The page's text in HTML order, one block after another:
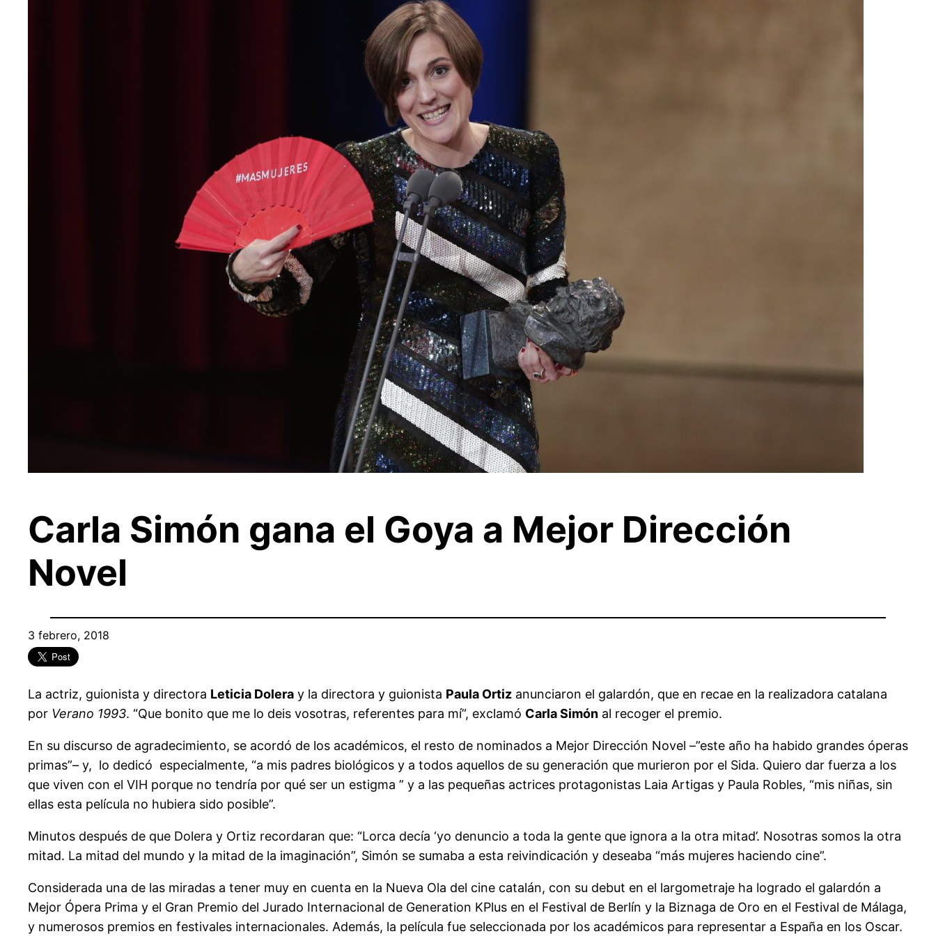
Carla Simón gana el Goya a Mejor Dirección
Novel
3 febrero, 2018
La actriz, guionista y directora Leticia Dolera y la directora y guionista Paula Ortiz anunciaron el galardón, que en recae en la realizadora catalana
por Verano 1993. “Que bonito que me lo deis vosotras, referentes para mí”, exclamó Carla Simón al recoger el premio.
En su discurso de agradecimiento, se acordó de los académicos, el resto de nominados a Mejor Dirección Novel –”este año ha habido grandes óperas
primas”– y, lo dedicó especialmente, “a mis padres biológicos y a todos aquellos de su generación que murieron por el Sida. Quiero dar fuerza a los
que viven con el VIH porque no tendría por qué ser un estigma ” y a las pequeñas actrices protagonistas Laia Artigas y Paula Robles, “mis niñas, sin
ellas esta película no hubiera sido posible”.
Minutos después de que Dolera y Ortiz recordaran que: “Lorca decía ‘yo denuncio a toda la gente que ignora a la otra mitad’. Nosotras somos la otra
mitad. La mitad del mundo y la mitad de la imaginación”, Simón se sumaba a esta reivindicación y deseaba “más mujeres haciendo cine”.
Considerada una de las miradas a tener muy en cuenta en la Nueva Ola del cine catalán, con su debut en el largometraje ha logrado el galardón a
Mejor Ópera Prima y el Gran Premio del Jurado Internacional de Generation KPlus en el Festival de Berlín y la Biznaga de Oro en el Festival de Málaga,
y numerosos premios en festivales internacionales. Además, la película fue seleccionada por los académicos para representar a España en los Oscar.